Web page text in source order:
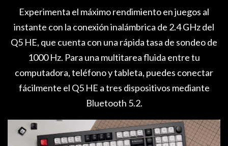
Experimenta el máximo rendimiento en juegos al
instante con la conexión inalámbrica de 2.4 GHz del
Q5 HE, que cuenta con una rápida tasa de sondeo de
1000 Hz. Para una multitarea fluida entre tu
computadora, teléfono y tableta, puedes conectar
fácilmente el Q5 HE a tres dispositivos mediante
Bluetooth 5.2.